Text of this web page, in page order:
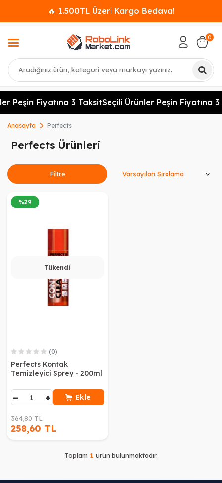
🔥 1.500TL Üzeri Kargo Bedava!
Ara
0
Peşin Fiyatına 3 TaksitSeçili Ürünler Peşin Fiyatına 3
Anasayfa Perfects
Perfects Ürünleri
Filtre
Tükendi
%29
(0)
Perfects Kontak
Temizleyici Sprey - 200ml
− + Ekle
364,80 TL
258,60 TL
Toplam 1 ürün bulunmaktadır.